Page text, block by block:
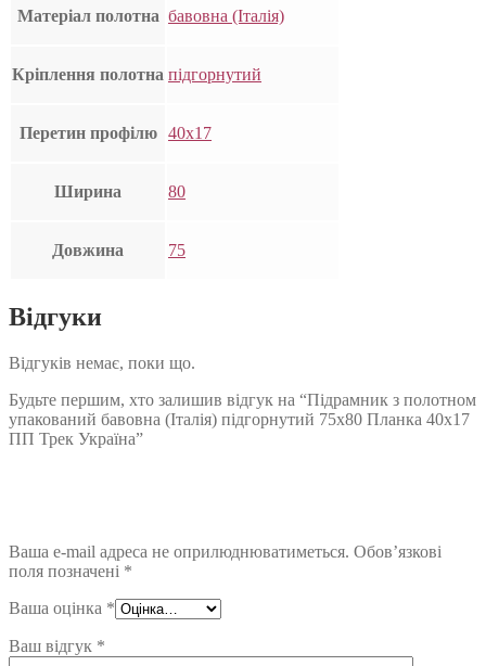
Матеріал полотна бавовна (Італія)
Кріплення полотна підгорнутий
Перетин профілю 40х17
Ширина 80
Довжина 75
Відгуки
Відгуків немає, поки що.
Будьте першим, хто залишив відгук на “Підрамник з полотном
упакований бавовна (Італія) підгорнутий 75х80 Планка 40х17
ПП Трек Україна”
Ваша e-mail адреса не оприлюднюватиметься. Обов’язкові
поля позначені *
Ваша оцінка *
Ваш відгук *